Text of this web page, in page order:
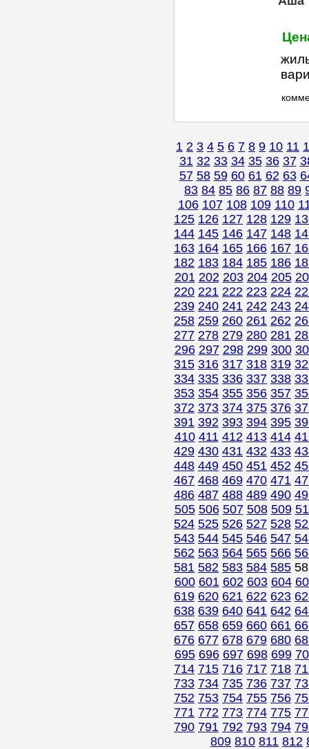
1 2 3 4 5 6 7 8 9 10 11
31 32 33 34 35 36 37
57 58 59 60 61 62 63
83 84 85 86 87 88 89
106 107 108 109 110
125 126 127 128 129
144 145 146 147 148
163 164 165 166 167
182 183 184 185 186
201 202 203 204 205
220 221 222 223 224
239 240 241 242 243
258 259 260 261 262
277 278 279 280 281
296 297 298 299 300
315 316 317 318 319
334 335 336 337 338
353 354 355 356 357
372 373 374 375 376
391 392 393 394 395
410 411 412 413 414
429 430 431 432 433
448 449 450 451 452
467 468 469 470 471
486 487 488 489 490
505 506 507 508 509
524 525 526 527 528
543 544 545 546 547
562 563 564 565 566
581 582 583 584 585
600 601 602 603 604
619 620 621 622 623
638 639 640 641 642
657 658 659 660 661
676 677 678 679 680
695 696 697 698 699
714 715 716 717 718
733 734 735 736 737
752 753 754 755 756
771 772 773 774 775
790 791 792 793 794
809 810 811 812